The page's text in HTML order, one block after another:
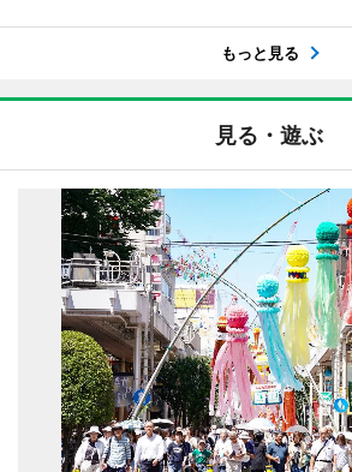
もっと見る
見る・遊ぶ